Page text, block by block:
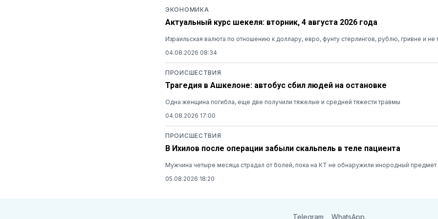
ЭКОНОМИКА
Актуальный курс шекеля: вторник, 4 августа 2026 года
Израильская валюта по отношению к доллару, евро, фунту стерлингов, рублю, гривне и не
04.08.2026 08:34
ПРОИСШЕСТВИЯ
Трагедия в Ашкелоне: автобус сбил людей на остановке
Одна женщина погибла, еще две получили тяжелые и средней тяжести травмы
04.08.2026 17:00
ПРОИСШЕСТВИЯ
В Ихилов после операции забыли скальпель в теле пациента
Мужчина четыре месяца страдал от болей, пока на КТ не обнаружили инородный предмет
05.08.2026 18:20
Telegram WhatsApp